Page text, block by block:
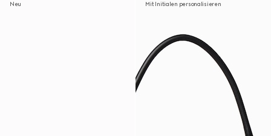
Neu Mit Initialen personalisieren